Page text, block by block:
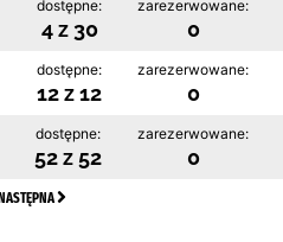
dostępne:
4 z 30
zarezerwowane:
0
dostępne:
12 z 12
zarezerwowane:
0
dostępne:
52 z 52
zarezerwowane:
0
NASTĘPNA